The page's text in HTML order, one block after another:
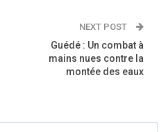
NEXT POST
Guédé : Un combat à
mains nues contre la
montée des eaux